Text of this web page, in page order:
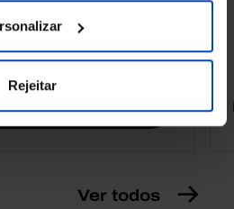
Rejeitar
5,00 € -10%
Ver todos